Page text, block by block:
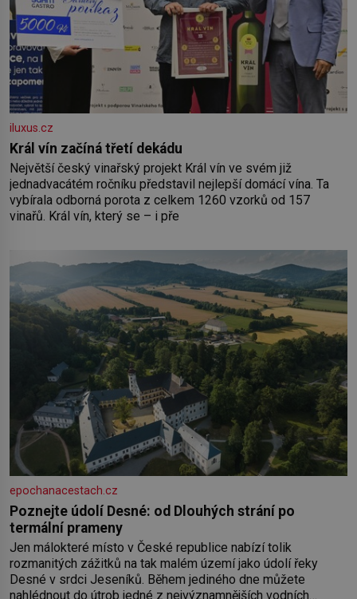
iluxus.cz
Král vín začíná třetí dekádu
Největší český vinařský projekt Král vín ve svém již
jednadvacátém ročníku představil nejlepší domácí vína. Ta
vybírala odborná porota z celkem 1260 vzorků od 157
vinařů. Král vín, který se – i pře
epochanacestach.cz
Poznejte údolí Desné: od Dlouhých strání po
termální prameny
Jen málokteré místo v České republice nabízí tolik
rozmanitých zážitků na tak malém území jako údolí řeky
Desné v srdci Jeseníků. Během jediného dne můžete
nahlédnout do útrob jedné z nejvýznamnějších vodních